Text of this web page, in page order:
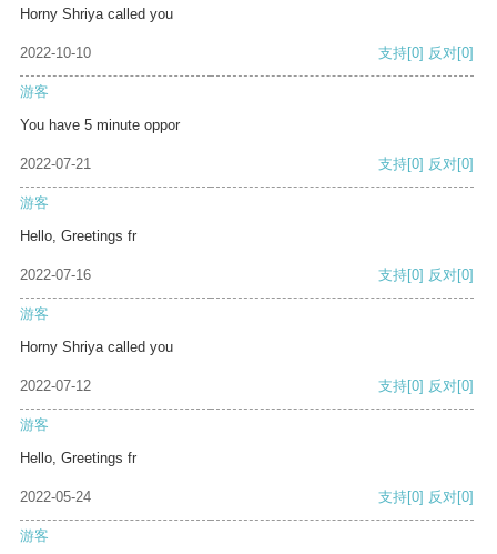
Horny Shriya called you
2022-10-10 支持[0] 反对[0]
游客
You have 5 minute oppor
2022-07-21 支持[0] 反对[0]
游客
Hello, Greetings fr
2022-07-16 支持[0] 反对[0]
游客
Horny Shriya called you
2022-07-12 支持[0] 反对[0]
游客
Hello, Greetings fr
2022-05-24 支持[0] 反对[0]
游客